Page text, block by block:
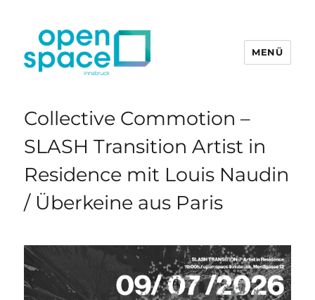
MENÜ
Collective Commotion –
SLASH Transition Artist in
Residence mit Louis Naudin
/ Überkeine aus Paris